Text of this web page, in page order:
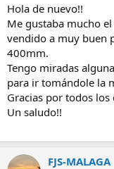
d
e
l
t
e
m
a
i
c
i
Hola de nuevo!!
Me gustaba mucho
vendido a muy buen
400mm.
Tengo miradas
para ir tomándole la
Gracias por todos
Un saludo!!
FJS-MALAGA